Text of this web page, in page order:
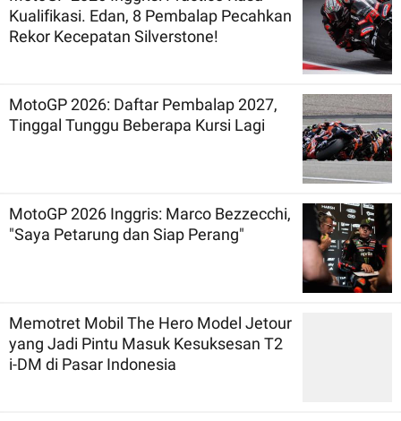
Kualifikasi. Edan, 8 Pembalap Pecahkan
Rekor Kecepatan Silverstone!
MotoGP 2026: Daftar Pembalap 2027,
Tinggal Tunggu Beberapa Kursi Lagi
MotoGP 2026 Inggris: Marco Bezzecchi,
"Saya Petarung dan Siap Perang"
Memotret Mobil The Hero Model Jetour
yang Jadi Pintu Masuk Kesuksesan T2
i-DM di Pasar Indonesia